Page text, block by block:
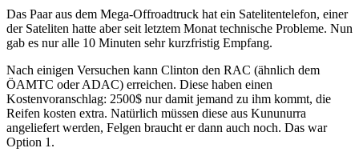
Das Paar aus dem Mega-Offroadtruck hat ein Satelitentelefon, einer
der Sateliten hatte aber seit letztem Monat technische Probleme. Nun
gab es nur alle 10 Minuten sehr kurzfristig Empfang.
Nach einigen Versuchen kann Clinton den RAC (ähnlich dem
ÖAMTC oder ADAC) erreichen. Diese haben einen
Kostenvoranschlag: 2500$ nur damit jemand zu ihm kommt, die
Reifen kosten extra. Natürlich müssen diese aus Kununurra
angeliefert werden, Felgen braucht er dann auch noch. Das war
Option 1.